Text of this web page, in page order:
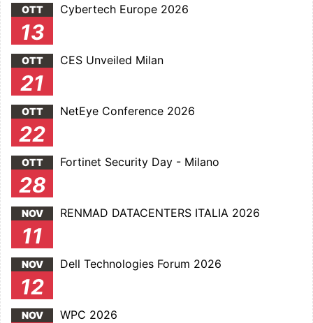
OTT
13
Cybertech Europe 2026
OTT
21
CES Unveiled Milan
OTT
22
NetEye Conference 2026
OTT
28
Fortinet Security Day - Milano
NOV
11
RENMAD DATACENTERS ITALIA 2026
NOV
12
Dell Technologies Forum 2026
NOV WPC 2026